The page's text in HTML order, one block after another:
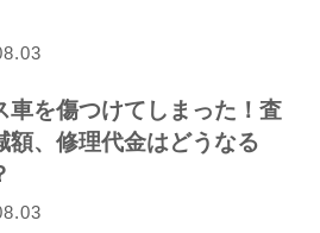
車を傷つけてしまった！査
額、修理代金はどうなる